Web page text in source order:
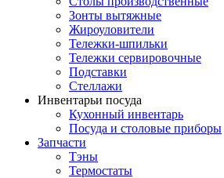
Зонты вытяжные
Жироуловители
Тележки-шпильки
Тележки сервировочные
Подставки
Стеллажи
Инвентарьи посуда
Кухонный инвентарь
Посуда и столовые приборы
Запчасти
Тэны
Термостаты